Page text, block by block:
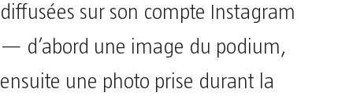
diffusées sur son compte Instagram
— d’abord une image du podium,
ensuite une photo prise durant la